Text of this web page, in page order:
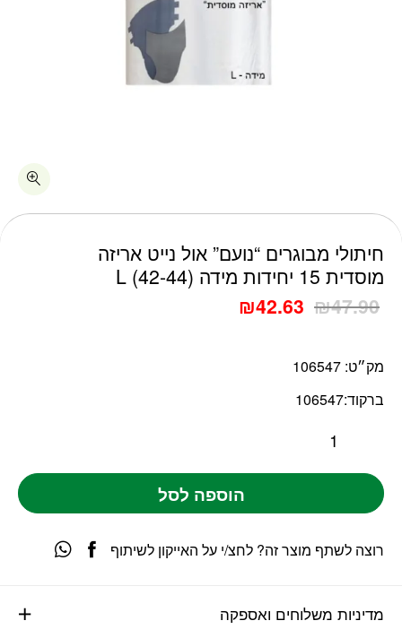
חיתולי מבוגרים “נועם” אול נייט אריזה
מוסדית 15 יחידות מידה (42-44) L
₪47.90
₪42.63
מק״ט: 106547
ברקוד:106547
כמות חיתולי מבוגרים "נועם" אול נייט אריזה מוסדית 15 יחידות מידה (42-44) L
הוספה לסל
מדיניות משלוחים ואספקה
רוצה לשתף מוצר זה? לחצ/י על האייקון לשיתוף